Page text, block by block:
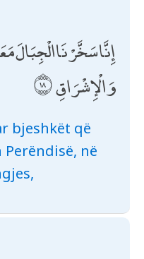
إِنَّا سَخَّرْنَا الْجِبَالَ
وَالْإِشْرَاقِ
bjeshkët që
Perëndisë, në